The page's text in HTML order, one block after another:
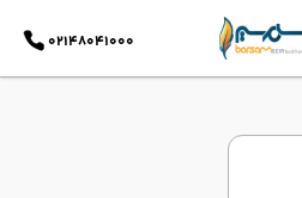
02148041000